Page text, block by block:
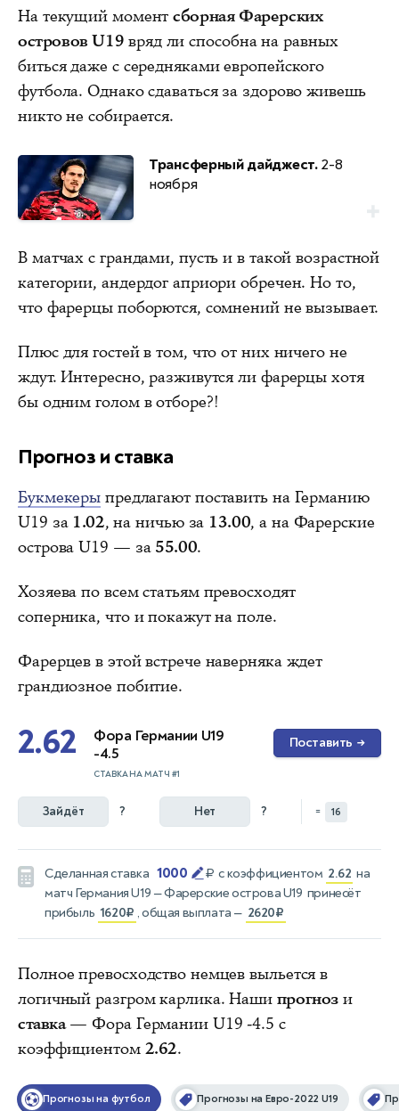
На текущий моментсборная Фарерских
островов U19 вряд ли способна на равных
биться даже с середняками европейского
футбола. Однако сдаваться за здорово живешь
никто не собирается.
Трансферный дайджест.2-8
ноября
В матчах с грандами, пусть и в такой возрастной
категории, андердог априори обречен. Но то,
что фарерцы поборются, сомнений не вызывает.
Плюс для гостей в том, что от них ничего не
ждут. Интересно, разживутся ли фарерцы хотя
бы одним голом в отборе?!
Прогноз и ставка
Букмекеры
U19 за 1.02, на ничью за 13.00, а на Фарерские
острова U19 — за 55.00.
Хозяева по всем статьям превосходят
соперника, что и покажут на поле.
Фарерцев в этой встрече наверняка ждет
грандиозное побитие.
2.62
Фора Германии U19
-4.5
СТАВКА НА МАТЧ #1
Поставить →
Зайдёт ? Нет ? = 16
Сделанная ставка 1000 ₽ с коэффициентом 2.62 на
матч Германия U19 — Фарерские острова U19 принесёт
прибыль 1620₽ , общая выплата — 2620₽
Полное превосходство немцев выльется в
логичный разгром карлика. Наши прогноз и
ставка— Фора Германии U19 -4.5 с
коэффициентом 2.62.
Прогнозы на футбол Прогнозы на Евро-2022 U19